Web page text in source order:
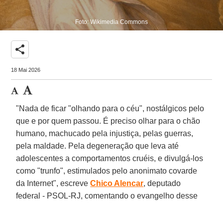
Foto: Wikimedia Commons
share
18 Mai 2026
"Nada de ficar "olhando para o céu", nostálgicos pelo
que e por quem passou. É preciso olhar para o chão
humano, machucado pela injustiça, pelas guerras,
pela maldade. Pela degeneração que leva até
adolescentes a comportamentos cruéis, e divulgá-los
como "trunfo", estimulados pelo anonimato covarde
da Internet", escreveChico Alencar, deputado
federal - PSOL-RJ, comentando o evangelho desse